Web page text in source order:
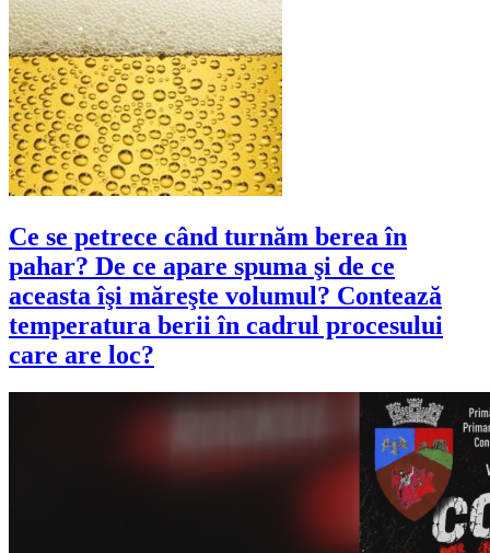
Ce se petrece când turnăm berea în
pahar? De ce apare spuma şi de ce
aceasta îşi măreşte volumul? Contează
temperatura berii în cadrul procesului
care are loc?